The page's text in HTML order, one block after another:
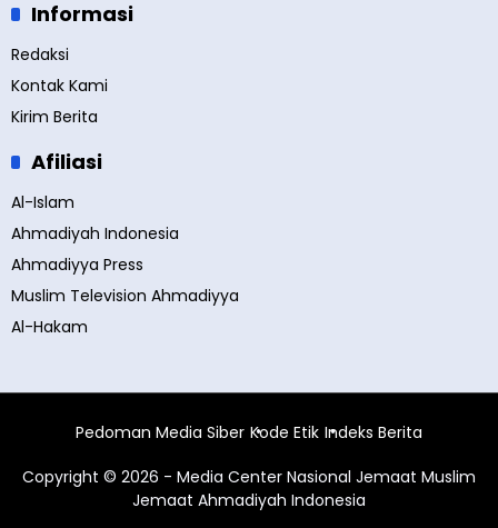
Informasi
Redaksi
Kontak Kami
Kirim Berita
Afiliasi
Al-Islam
Ahmadiyah Indonesia
Ahmadiyya Press
Muslim Television Ahmadiyya
Al-Hakam
Pedoman Media Siber Kode Etik Indeks Berita
Copyright © 2026 - Media Center Nasional Jemaat Muslim
Jemaat Ahmadiyah Indonesia